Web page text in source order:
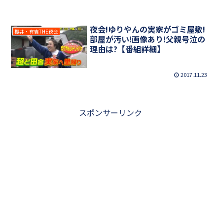
櫻井・有吉THE夜会
夜会!ゆりやんの実家がゴミ屋敷!
部屋が汚い!画像あり!父親号泣の
理由は?【番組詳細】
2017.11.23
スポンサーリンク